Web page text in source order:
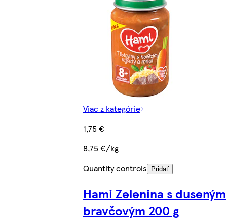
Viac z kategórie
1,75 €
8,75 €/kg
Quantity controls
Pridať
Hami Zelenina s duseným
bravčovým 200 g